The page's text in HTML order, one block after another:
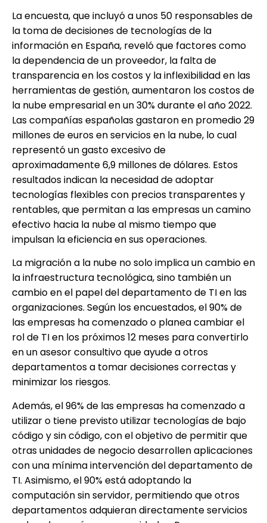
La encuesta, que incluyó a unos 50 responsables de
la toma de decisiones de tecnologías de la
información en España, reveló que factores como
la dependencia de un proveedor, la falta de
transparencia en los costos y la inflexibilidad en las
herramientas de gestión, aumentaron los costos de
la nube empresarial en un 30% durante el año 2022.
Las compañías españolas gastaron en promedio 29
millones de euros en servicios en la nube, lo cual
representó un gasto excesivo de
aproximadamente 6,9 millones de dólares. Estos
resultados indican la necesidad de adoptar
tecnologías flexibles con precios transparentes y
rentables, que permitan a las empresas un camino
efectivo hacia la nube al mismo tiempo que
impulsan la eficiencia en sus operaciones.
La migración a la nube no solo implica un cambio en
la infraestructura tecnológica, sino también un
cambio en el papel del departamento de TI en las
organizaciones. Según los encuestados, el 90% de
las empresas ha comenzado o planea cambiar el
rol de TI en los próximos 12 meses para convertirlo
en un asesor consultivo que ayude a otros
departamentos a tomar decisiones correctas y
minimizar los riesgos.
Además, el 96% de las empresas ha comenzado a
utilizar o tiene previsto utilizar tecnologías de bajo
código y sin código, con el objetivo de permitir que
otras unidades de negocio desarrollen aplicaciones
con una mínima intervención del departamento de
TI. Asimismo, el 90% está adoptando la
computación sin servidor, permitiendo que otros
departamentos adquieran directamente servicios